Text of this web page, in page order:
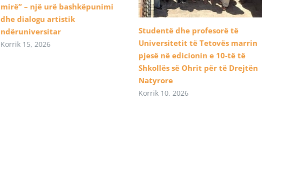
mirë” – një urë bashkëpunimi
dhe dialogu artistik
ndëruniversitar
Korrik 15, 2026
Studentë dhe profesorë të
Universitetit të Tetovës marrin
pjesë në edicionin e 10-të të
Shkollës së Ohrit për të Drejtën
Natyrore
Korrik 10, 2026